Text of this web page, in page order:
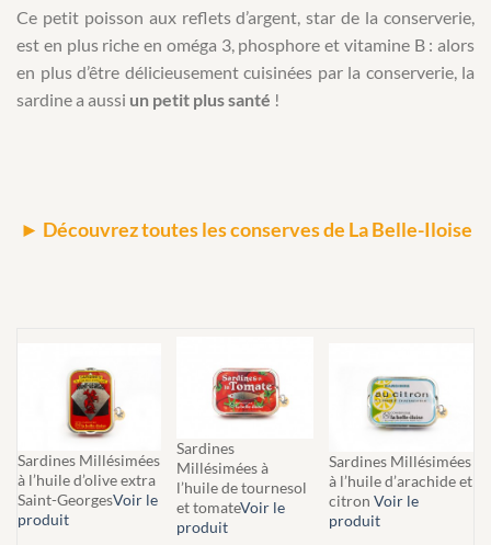
Ce petit poisson aux reflets d’argent, star de la conserverie,
est en plus riche en oméga 3, phosphore et vitamine B : alors
en plus d’être délicieusement cuisinées par la conserverie, la
sardine a aussi un petit plus santé !
► Découvrez toutes les conserves de La Belle-Iloise
Sardines Millésimées
à l’huile d’olive extra
Saint-GeorgesVoir le
produit
Sardines
Millésimées à
l’huile de tournesol
et tomateVoir le
produit
Sardines Millésimées
à l’huile d’arachide et
citronVoir le
produit